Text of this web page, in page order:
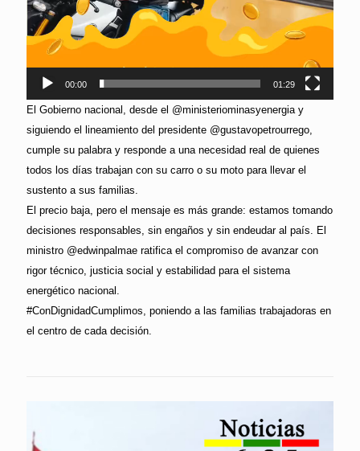
00:00 01:29
El Gobierno nacional, desde el @ministeriominasyenergia y
siguiendo el lineamiento del presidente @gustavopetrourrego,
cumple su palabra y responde a una necesidad real de quienes
todos los días trabajan con su carro o su moto para llevar el
sustento a sus familias.
El precio baja, pero el mensaje es más grande: estamos tomando
decisiones responsables, sin engaños y sin endeudar al país. El
ministro @edwinpalmae ratifica el compromiso de avanzar con
rigor técnico, justicia social y estabilidad para el sistema
energético nacional.
#ConDignidadCumplimos, poniendo a las familias trabajadoras en
el centro de cada decisión.